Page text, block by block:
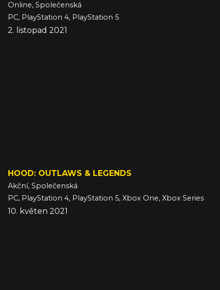
Online, Společenská
PC, PlayStation 4, PlayStation 5
2. listopad 2021
HOOD: OUTLAWS & LEGENDS
Akční, Společenská
PC, PlayStation 4, PlayStation 5, Xbox One, Xbox Series
10. květen 2021